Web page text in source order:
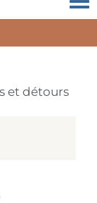
et détours